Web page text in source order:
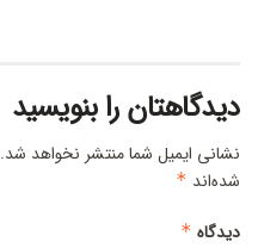
دیدگاهتان را بنویسید
نشانی ایمیل شما منتشر نخواهد شد.
شده‌اند *
دیدگاه *